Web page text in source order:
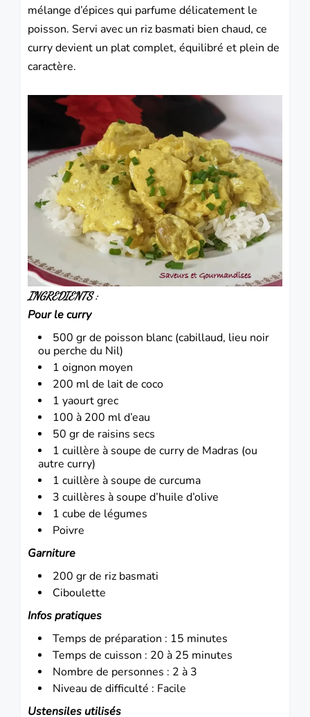
mélange d’épices qui parfume délicatement le
poisson. Servi avec un riz basmati bien chaud, ce
curry devient un plat complet, équilibré et plein de
caractère.
INGREDIENTS :
Pour le curry
500 gr de poisson blanc (cabillaud, lieu noir
ou perche du Nil)
1 oignon moyen
200 ml de lait de coco
1 yaourt grec
100 à 200 ml d’eau
50 gr de raisins secs
1 cuillère à soupe de curry de Madras (ou
autre curry)
1 cuillère à soupe de curcuma
3 cuillères à soupe d’huile d’olive
1 cube de légumes
Poivre
Garniture
200 gr de riz basmati
Ciboulette
Infos pratiques
Temps de préparation : 15 minutes
Temps de cuisson : 20 à 25 minutes
Nombre de personnes : 2 à 3
Niveau de difficulté : Facile
Ustensiles utilisés